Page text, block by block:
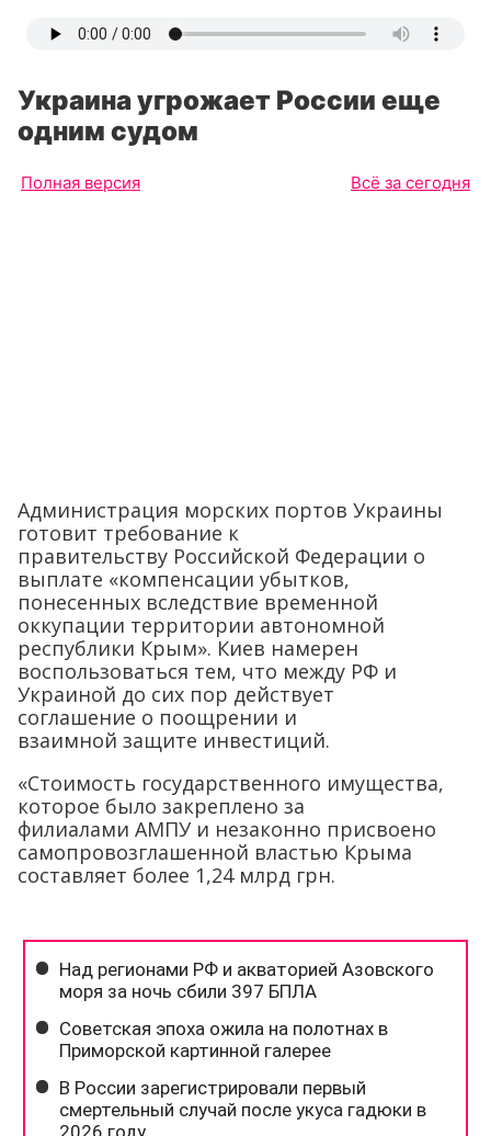
Украина угрожает России еще
одним судом
Полная версия Всё за сегодня
Администрация морских портов Украины
готовит требование к
правительству Российской Федерации о
выплате «компенсации убытков,
понесенных вследствие временной
оккупации территории автономной
республики Крым». Киев намерен
воспользоваться тем, что между РФ и
Украиной до сих пор действует
соглашение о поощрении и
взаимной защите инвестиций.
«Стоимость государственного имущества,
которое было закреплено за
филиалами АМПУ и незаконно присвоено
самопровозглашенной властью Крыма
составляет более 1,24 млрд грн.